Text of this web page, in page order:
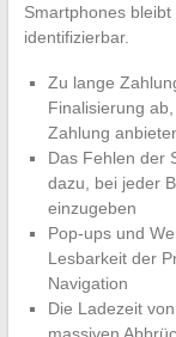
Smartphones
identifizierbar.
Zu lange
Finalisierung
Zahlung
Das Fehlen der
dazu, bei jeder
einzugeben
Pop-ups und
Lesbarkeit der
Navigation
Die Ladezeit